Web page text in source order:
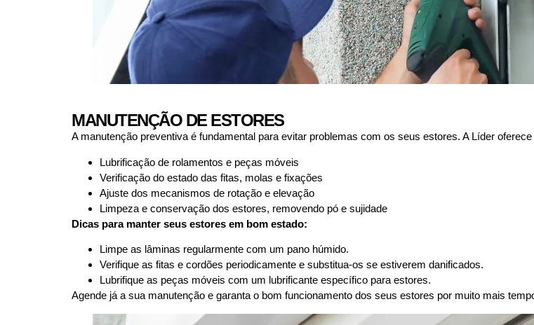
MANUTENÇÃO DE ESTORES
A manutenção preventiva é fundamental para evitar problemas com os seus estores. A Líder
Lubrificação de rolamentos e peças móveis
Verificação do estado das fitas, molas e fixações
Ajuste dos mecanismos de rotação e elevação
Limpeza e conservação dos estores, removendo pó e sujidade
Dicas para manter seus estores em bom estado:
Limpe as lâminas regularmente com um pano húmido.
Verifique as fitas e cordões periodicamente e substitua-os se estiverem danificados.
Lubrifique as peças móveis com um lubrificante específico para estores.
Agende já a sua manutenção e garanta o bom funcionamento dos seus estores por muito mais